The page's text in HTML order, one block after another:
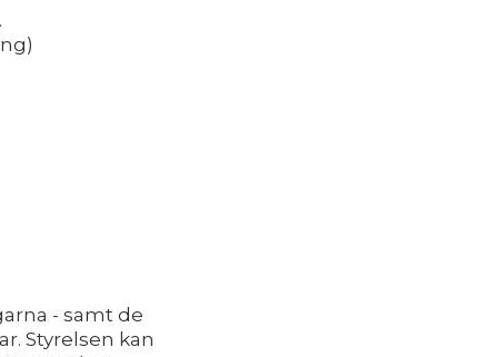
- samt de
Styrelsen kan